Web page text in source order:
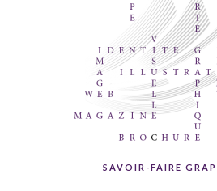
SAVOIR-FAIRE